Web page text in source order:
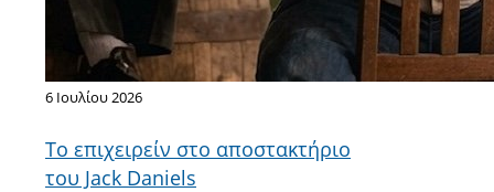
6 Ιουλίου 2026
Το επιχειρείν στο αποστακτήριο
του Jack Daniels